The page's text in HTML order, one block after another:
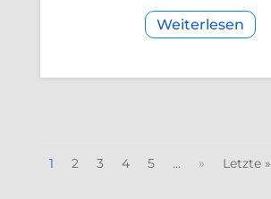
Weiterlesen
1 2 3 4 5 ... » Letzte »